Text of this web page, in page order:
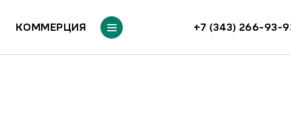
КОММЕРЦИЯ +7 (343) 266-93-